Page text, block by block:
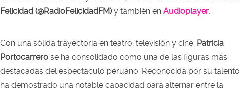
Felicidad (@RadioFelicidadFM)y también en Audioplayer.
Con una sólida trayectoria en teatro, televisión y cine, Patricia
Portocarrero se ha consolidado como una de las figuras más
destacadas del espectáculo peruano. Reconocida por su talento,
ha demostrado una notable capacidad para alternar entre la